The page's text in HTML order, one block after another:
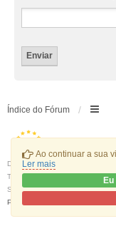
Ao continuar a sua
Ler mais
Índice do Fórum
Desenvolvido por
Traduzido por:
phpBB Portugal
Stylewe_universalcreated by
Privacidade